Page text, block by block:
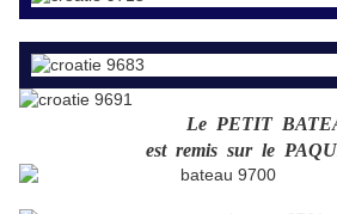
Le PETIT
est remis sur le